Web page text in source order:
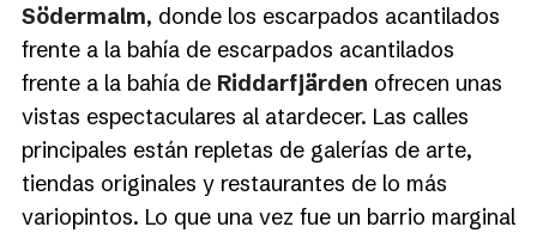
Södermalm, donde los escarpados acantilados
frente a la bahía de escarpados acantilados
frente a la bahía de Riddarfjärden ofrecen unas
vistas espectaculares al atardecer. Las calles
principales están repletas de galerías de arte,
tiendas originales y restaurantes de lo más
variopintos. Lo que una vez fue un barrio marginal